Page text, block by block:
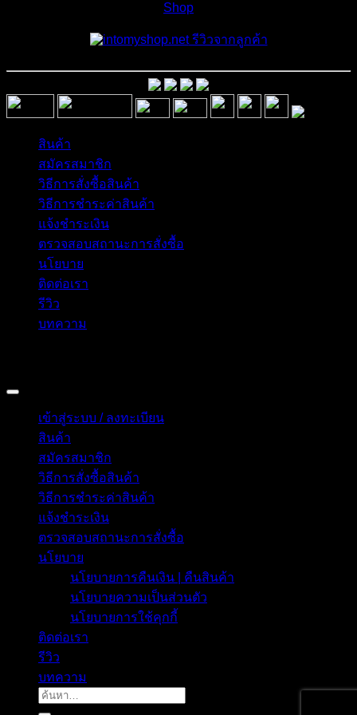
Shop
รีวิวจากลูกค้า
สินค้า
สมัครสมาชิก
วิธีการสั่งซื้อสินค้า
วิธีการชำระค่าสินค้า
แจ้งชำระเงิน
ตรวจสอบสถานะการสั่งซื้อ
นโยบาย
ติดต่อเรา
รีวิว
บทความ
เข้าสู่ระบบ / ลงทะเบียน
สินค้า
สมัครสมาชิก
วิธีการสั่งซื้อสินค้า
วิธีการชำระค่าสินค้า
แจ้งชำระเงิน
ตรวจสอบสถานะการสั่งซื้อ
นโยบาย
นโยบายการคืนเงิน | คืนสินค้า
นโยบายความเป็นส่วนตัว
นโยบายการใช้คุกกี้
ติดต่อเรา
รีวิว
บทความ
ค้นหา: